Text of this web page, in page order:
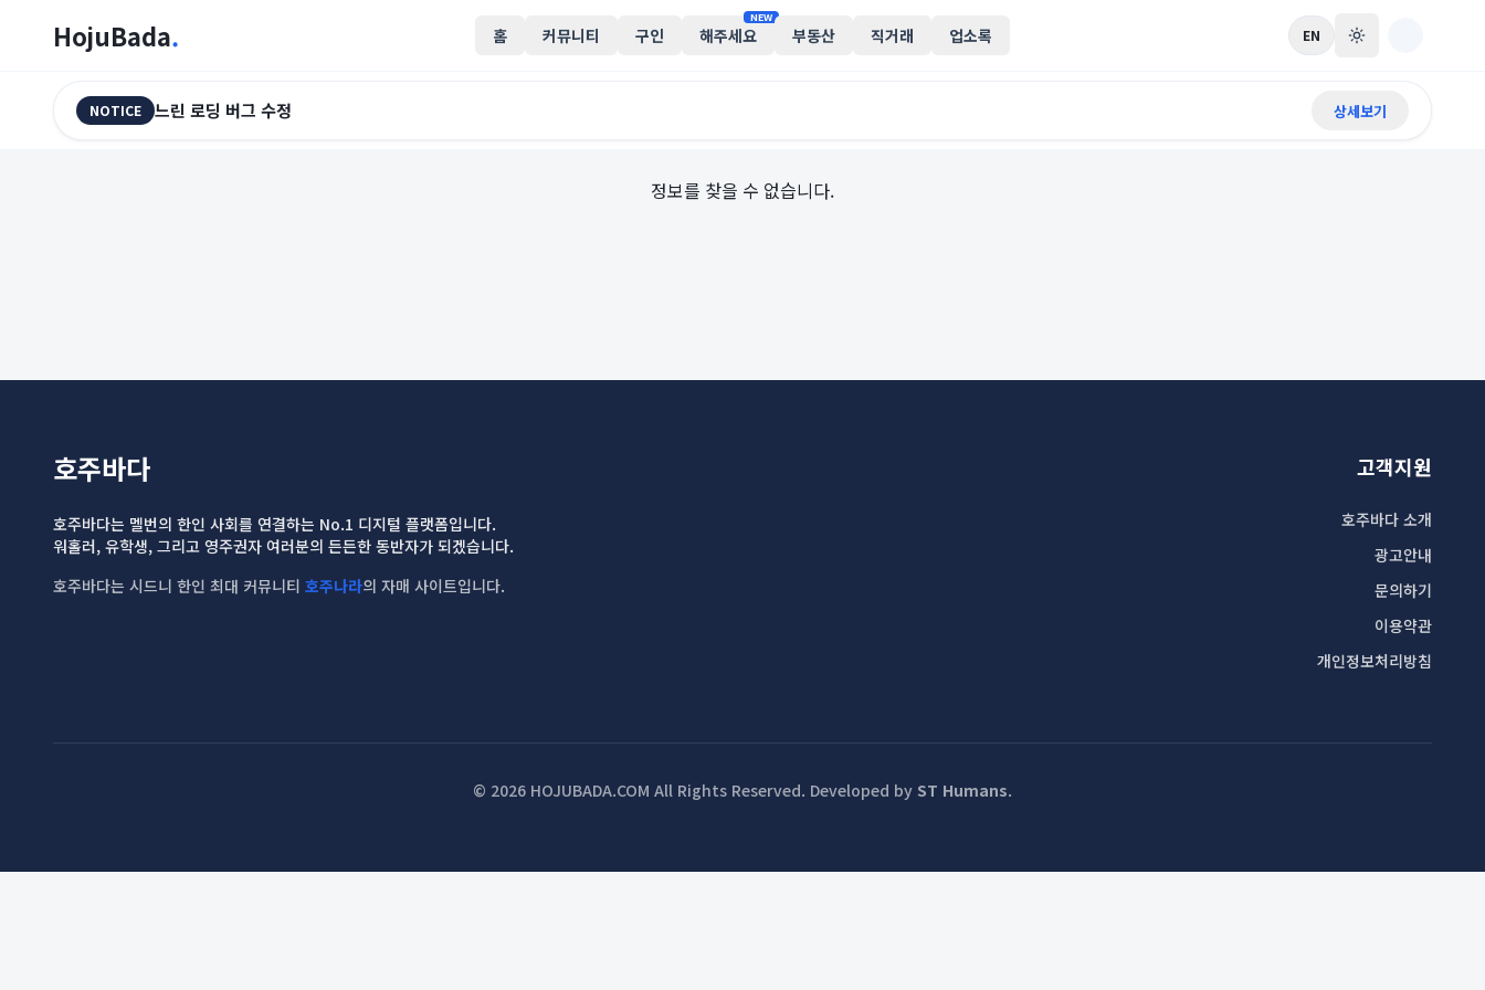
HojuBada. 홈 커뮤니티 구인 해주세요
NEW
부동산 직거래 업소록 EN
NOTICE 느린 로딩 버그 수정 상세보기
정보를 찾을 수 없습니다.
호주바다
호주바다는 멜번의 한인 사회를 연결하는 No.1 디지털 플랫폼입니다.
워홀러, 유학생, 그리고 영주권자 여러분의 든든한 동반자가 되겠습니다.
호주바다는 시드니 한인 최대 커뮤니티 호주나라의 자매 사이트입니다.
고객지원
호주바다 소개
광고안내
문의하기
이용약관
개인정보처리방침
© 2026 HOJUBADA.COM All Rights Reserved. Developed by ST Humans.